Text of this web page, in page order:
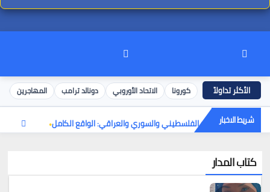
كورونا الاتحاد الأوروبي دونالد ترامب المهاجرين
شريط الاخبار
بلجيكا — اللاجئ الفلسطيني والسوري والعراقي: الواقع الكامل
كتاب المدار